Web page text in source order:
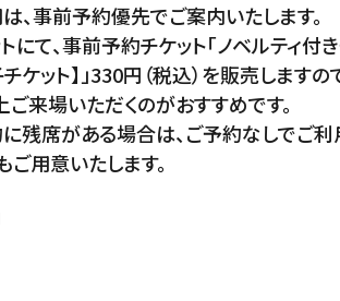
、事前予約優先でご案内いたします。
にて、事前予約チケット「ノベルティ付
ケット】」330円（税込）を販売しますの
来場いただくのがおすすめです。
残席がある場合は、ご予約なしでご利
用意いたします。